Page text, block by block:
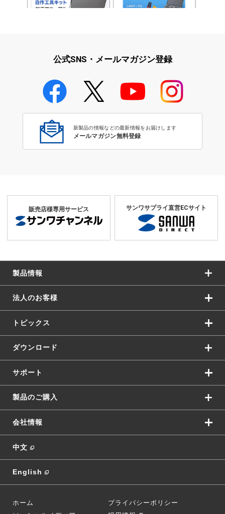
LANパーツ・コネクタ・工具
公式SNS・メールマガジン登録
新製品の情報などの最新情報をお届けします
メールマガジン無料登録
販売店様専用サービス サンワサプライ直営ECサイト
製品情報
法人のお客様
トピックス
ダウンロード
サポート
製品のご購入
会社情報
中文
English
ホーム
プライバシーポリシー